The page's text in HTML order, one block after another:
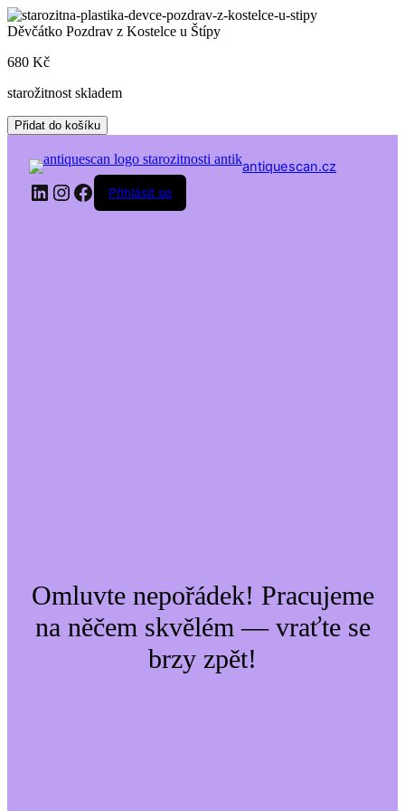
Skip
to
Děvčátko Pozdrav z Kostelce u Štípy
680 Kč
starožitnost skladem
Děvčátko
Pozdrav
Kostelce
Štípy
Přidat do košíku
antiquescan.cz
LinkedIn
Instagram
Facebook
Přihlásit se
Omluvte nepořádek! Pracujeme
na něčem skvělém — vraťte se
brzy zpět!